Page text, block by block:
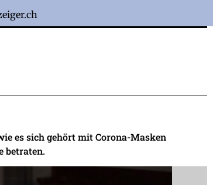
es sich gehört mit Corona-Masken
betraten.